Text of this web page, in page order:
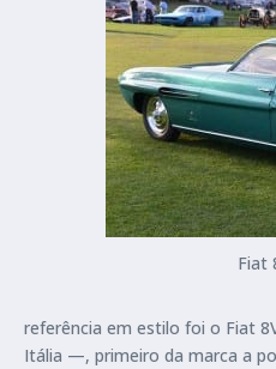
Fiat
referência em estilo foi o Fiat
Itália —, primeiro da marca a